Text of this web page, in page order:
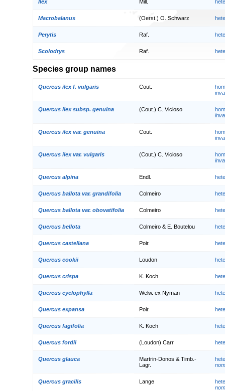
Ilex Mill.
Macrobalanus (Oerst.) O. Schwarz
Perytis Raf.
Scolodrys Raf.
Species group names
Quercus ilex f. vulgaris Cout.
Quercus ilex subsp. genuina (Cout.) C. Vicioso
Quercus ilex var. genuina Cout.
Quercus ilex var. vulgaris (Cout.) C. Vicioso
Quercus alpina Endl.
Quercus ballota var. grandifolia Colmeiro
Quercus ballota var. obovatifolia Colmeiro
Quercus bellota Colmeiro & E. Boutelou
Quercus castellana Poir.
Quercus cookii Loudon
Quercus crispa K. Koch
Quercus cyclophylla Welw. ex Nyman
Quercus expansa Poir.
Quercus fagifolia K. Koch
Quercus fordii (Loudon) Carr
Quercus glauca
Martrin-Donos & Timb.-
Lagr.
Quercus gracilis Lange